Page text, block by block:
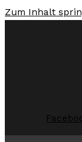
Zum Inhalt